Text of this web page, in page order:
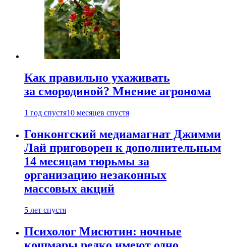
Как правильно ухаживать
за смородиной? Мнение агронома
1 год спустя10 месяцев спустя
Гонконгский медиамагнат Джимми
Лай приговорен к дополнительным
14 месяцам тюрьмы за
организацию незаконных
массовых акций
5 лет спустя
Психолог Мисютин: ночные